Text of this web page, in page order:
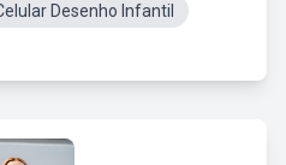
Desenho Infantil